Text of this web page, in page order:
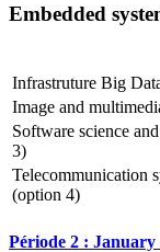
Embedded
Infrastruture Big
Image and
Software science
3)
Telecommunication
(option 4)
Période 2 :